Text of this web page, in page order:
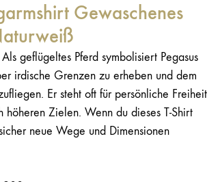
Gewaschenes
geflügeltes Pferd symbolisiert Pegasus
irdische Grenzen zu erheben und dem
Er steht oft für persönliche Freiheit
höheren Zielen. Wenn du dieses T-Shirt
neue Wege und Dimensionen